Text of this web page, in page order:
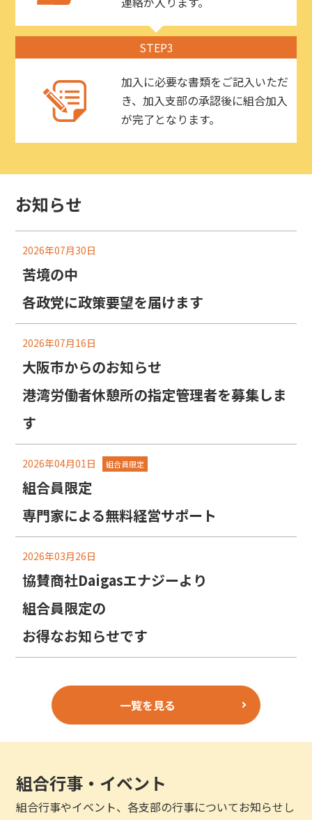
STEP3
加入に必要な書類をご記入いただ
き、加入支部の承認後に組合加入
が完了となります。
お知らせ
2026年07月30日
苦境の中
各政党に政策要望を届けます
2026年07月16日
大阪市からのお知らせ
港湾労働者休憩所の指定管理者を募集しま
す
2026年04月01日 組合員限定
組合員限定
専門家による無料経営サポート
2026年03月26日
協賛商社Daigasエナジーより
組合員限定の
お得なお知らせです
一覧を見る
組合行事・イベント
組合行事やイベント、各支部の行事についてお知らせし